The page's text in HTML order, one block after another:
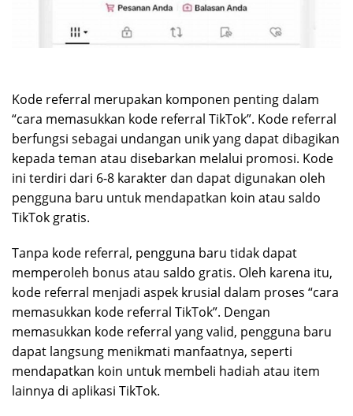
Kode referral merupakan komponen penting dalam
“cara memasukkan kode referral TikTok”. Kode referral
berfungsi sebagai undangan unik yang dapat dibagikan
kepada teman atau disebarkan melalui promosi. Kode
ini terdiri dari 6-8 karakter dan dapat digunakan oleh
pengguna baru untuk mendapatkan koin atau saldo
TikTok gratis.
Tanpa kode referral, pengguna baru tidak dapat
memperoleh bonus atau saldo gratis. Oleh karena itu,
kode referral menjadi aspek krusial dalam proses “cara
memasukkan kode referral TikTok”. Dengan
memasukkan kode referral yang valid, pengguna baru
dapat langsung menikmati manfaatnya, seperti
mendapatkan koin untuk membeli hadiah atau item
lainnya di aplikasi TikTok.